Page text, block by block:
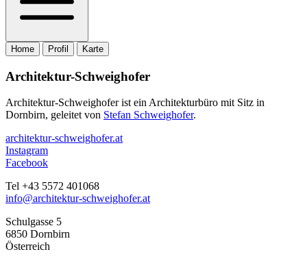
Home Profil Karte
Architektur-Schweighofer
Architektur-Schweighofer ist ein Architekturbüro mit Sitz in
Dornbirn, geleitet von Stefan Schweighofer.
architektur-schweighofer.at
Instagram
Facebook
Tel +43 5572 401068
info@architektur-schweighofer.at
Schulgasse 5
6850 Dornbirn
Österreich